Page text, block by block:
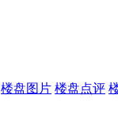
楼盘图片 楼盘点评